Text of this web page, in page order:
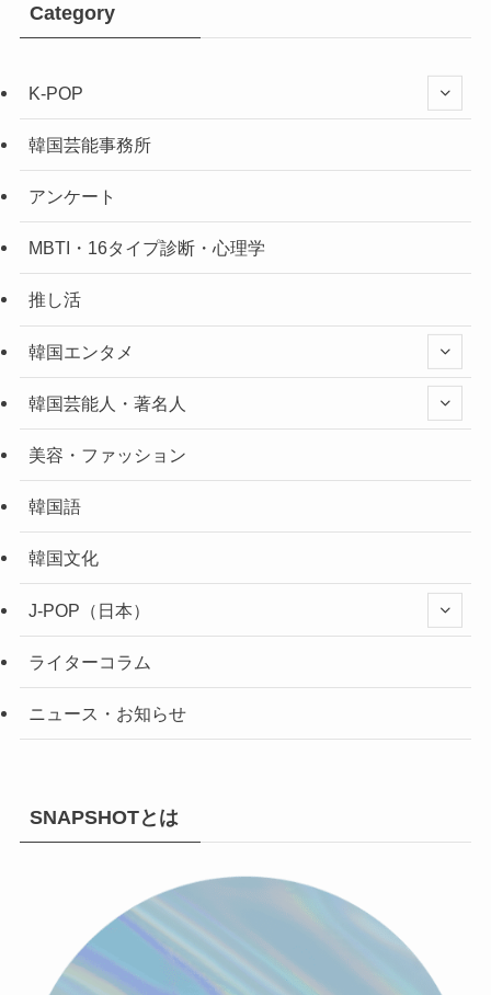
Category
K-POP
韓国芸能事務所
アンケート
MBTI・16タイプ診断・心理学
推し活
韓国エンタメ
韓国芸能人・著名人
美容・ファッション
韓国語
韓国文化
J-POP（日本）
ライターコラム
ニュース・お知らせ
SNAPSHOTとは